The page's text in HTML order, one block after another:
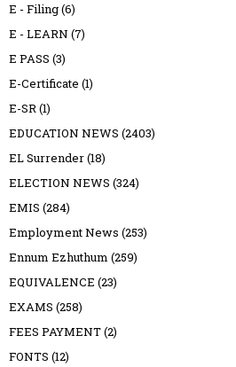
E - Filing(6)
E - LEARN (7)
E PASS (3)
E-Certificate (1)
E-SR(1)
EDUCATION NEWS (2403)
EL Surrender(18)
ELECTION NEWS (324)
EMIS (284)
Employment News (253)
Ennum Ezhuthum (259)
EQUIVALENCE (23)
EXAMS (258)
FEES PAYMENT(2)
FONTS (12)